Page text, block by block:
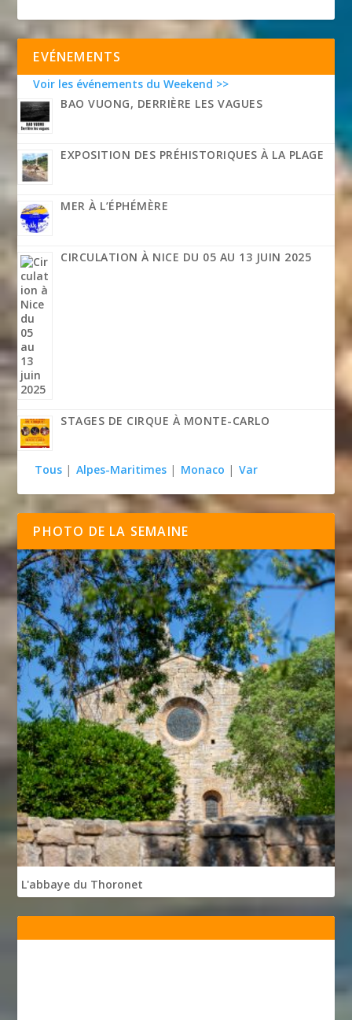
EVÉNEMENTS
Voir les événements du Weekend >>
BAO VUONG, DERRIÈRE LES VAGUES
EXPOSITION DES PRÉHISTORIQUES À LA PLAGE
MER À L’ÉPHÉMÈRE
CIRCULATION À NICE DU 05 AU 13 JUIN 2025
STAGES DE CIRQUE À MONTE-CARLO
Tous | Alpes-Maritimes | Monaco | Var
PHOTO DE LA SEMAINE
L'abbaye du Thoronet